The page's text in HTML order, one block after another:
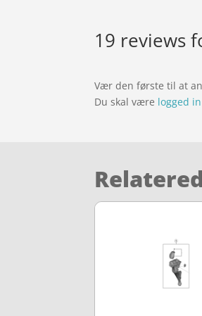
19 reviews
Vær den første til at
Du skal være logged in